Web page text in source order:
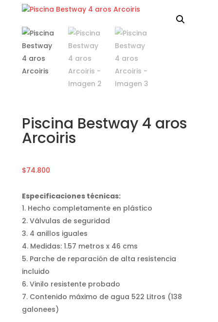
Piscina Bestway 4 aros
Arcoiris
$74.800
Especificaciones técnicas:
Hecho completamente en plástico
Válvulas de seguridad
4 anillos iguales
Medidas: 1.57 metros x 46 cms
Parche de reparación de alta resistencia
incluido
Vinilo resistente probado
Contenido máximo de agua 522 Litros (138
galonees)